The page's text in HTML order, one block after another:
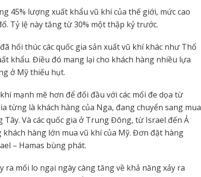
45% lượng xuất khẩu vũ khí của thế giới, mức cao
Tỷ lệ này tăng từ 30% một thập kỷ trước.
hối thúc các quốc gia sản xuất vũ khí khác như Thổ
khẩu. Điều đó mang lại cho khách hàng nhiều lựa
ở Mỹ thiếu hụt.
mạnh mẽ hơn để đối đầu với các mối đe dọa từ
từng là khách hàng của Nga, đang chuyển sang mua
Và các quốc gia ở Trung Đông, từ Israel đến Ả
khách hàng lớn mua vũ khí của Mỹ. Đơn đặt hàng
– Hamas bùng phát.
ra mối lo ngại ngày càng tăng về khả năng xảy ra